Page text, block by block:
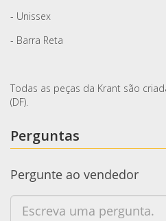
- Unissex
- Barra Reta
Todas as peças da Krant são
(DF).
Perguntas
Pergunte ao vendedor